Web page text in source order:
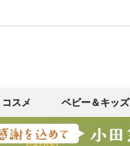
コスメ ベビー＆キッズ